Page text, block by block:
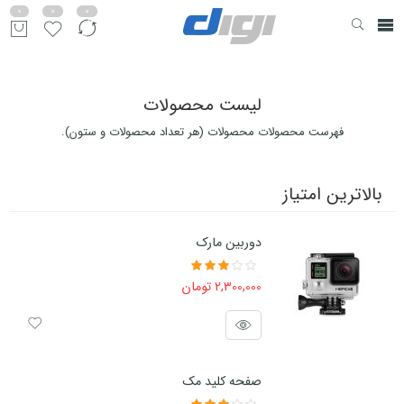
0
0
0
لیست محصولات
فهرست محصولات محصولات (هر تعداد محصولات و ستون).
بالاترین امتیاز
دوربین مارک
امتیاز
3.50
از 5 2,300,000تومان
صفحه کلید مک